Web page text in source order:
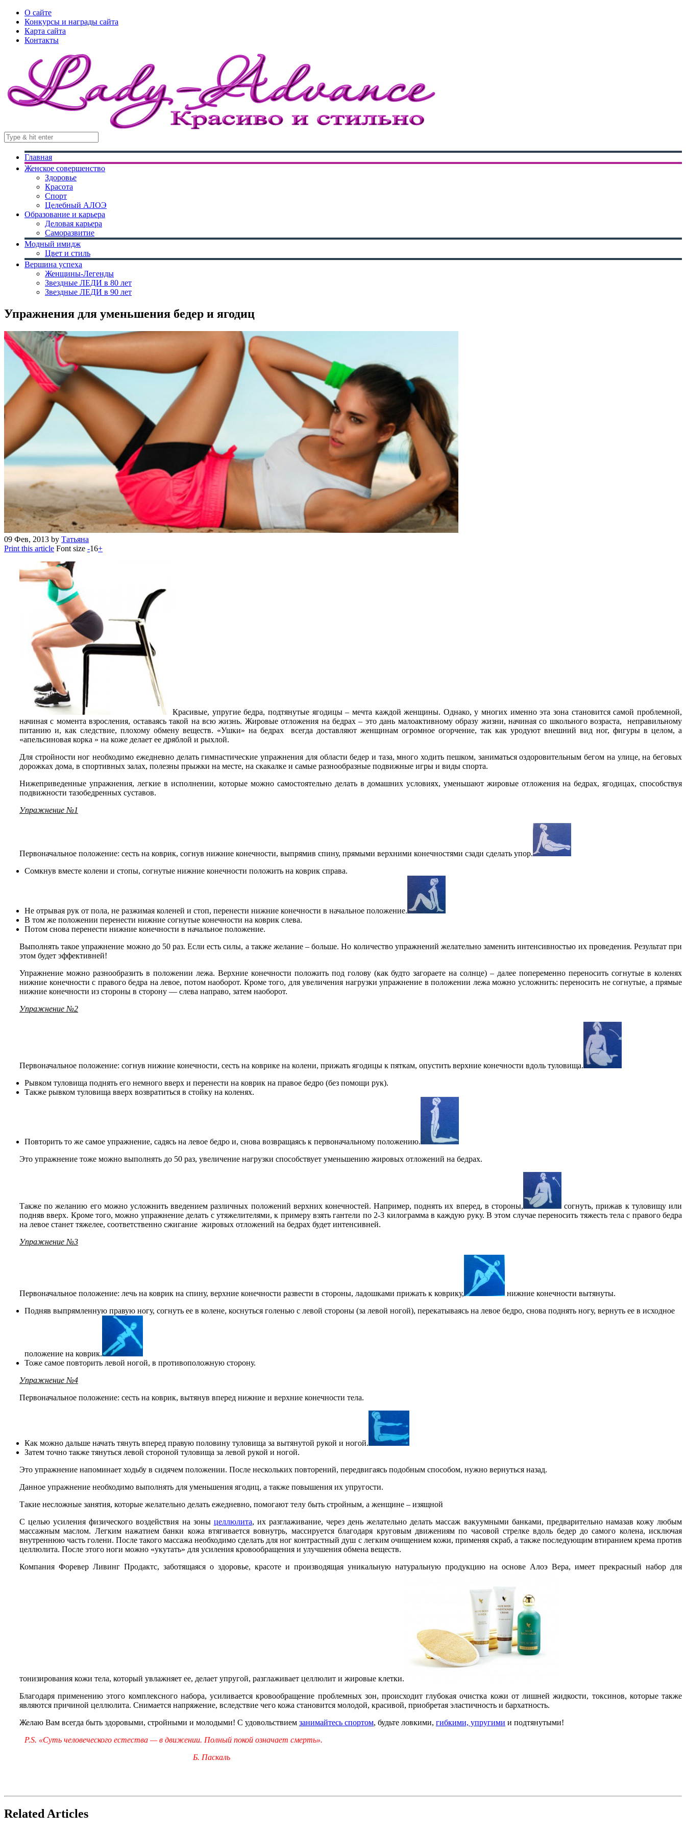
О сайте
Конкурсы и награды сайта
Карта сайта
Контакты
Главная
Женское совершенство
Здоровье
Красота
Спорт
Целебный АЛОЭ
Образование и карьера
Деловая карьера
Саморазвитие
Модный имидж
Цвет и стиль
Вершина успеха
Женщины-Легенды
Звездные ЛЕДИ в 80 лет
Звездные ЛЕДИ в 90 лет
Упражнения для уменьшения бедер и ягодиц
09 Фев, 2013 by Татьяна
Print this article Font size -16+
Красивые, упругие бедра, подтянутые ягодицы – мечта каждой женщины. Однако, у многих именно эта зона становится самой проблемной,
начиная с момента взросления, оставаясь такой на всю жизнь. Жировые отложения на бедрах – это дань малоактивному образу жизни, начиная со школьного возраста, неправильному
питанию и, как следствие, плохому обмену веществ. «Ушки» на бедрах всегда доставляют женщинам огромное огорчение, так как уродуют внешний вид ног, фигуры в целом, а
«апельсиновая корка » на коже делает ее дряблой и рыхлой.
Для стройности ног необходимо ежедневно делать гимнастические упражнения для области бедер и таза, много ходить пешком, заниматься оздоровительным бегом на улице, на беговых
дорожках дома, в спортивных залах, полезны прыжки на месте, на скакалке и самые разнообразные подвижные игры и виды спорта.
Нижеприведенные упражнения, легкие в исполнении, которые можно самостоятельно делать в домашних условиях, уменьшают жировые отложения на бедрах, ягодицах, способствуя
подвижности тазобедренных суставов.
Упражнение №1
Первоначальное положение: сесть на коврик, согнув нижние конечности, выпрямив спину, прямыми верхними конечностями сзади сделать упор.
Сомкнув вместе колени и стопы, согнутые нижние конечности положить на коврик справа.
Не отрывая рук от пола, не разжимая коленей и стоп, перенести нижние конечности в начальное положение.
В том же положении перенести нижние согнутые конечности на коврик слева.
Потом снова перенести нижние конечности в начальное положение.
Выполнять такое упражнение можно до 50 раз. Если есть силы, а также желание – больше. Но количество упражнений желательно заменить интенсивностью их проведения. Результат при
этом будет эффективней!
Упражнение можно разнообразить в положении лежа. Верхние конечности положить под голову (как будто загораете на солнце) – далее попеременно переносить согнутые в коленях
нижние конечности с правого бедра на левое, потом наоборот. Кроме того, для увеличения нагрузки упражнение в положении лежа можно усложнить: переносить не согнутые, а прямые
нижние конечности из стороны в сторону — слева направо, затем наоборот.
Упражнение №2
Первоначальное положение: согнув нижние конечности, сесть на коврике на колени, прижать ягодицы к пяткам, опустить верхние конечности вдоль туловища.
Рывком туловища поднять его немного вверх и перенести на коврик на правое бедро (без помощи рук).
Также рывком туловища вверх возвратиться в стойку на коленях.
Повторить то же самое упражнение, садясь на левое бедро и, снова возвращаясь к первоначальному положению.
Это упражнение тоже можно выполнять до 50 раз, увеличение нагрузки способствует уменьшению жировых отложений на бедрах.
Также по желанию его можно усложнить введением различных положений верхних конечностей. Например, поднять их вперед, в стороны,
согнуть, прижав к туловищу или
подняв вверх. Кроме того, можно упражнение делать с утяжелителями, к примеру взять гантели по 2-3 килограмма в каждую руку. В этом случае переносить тяжесть тела с правого бедра
на левое станет тяжелее, соответственно сжигание жировых отложений на бедрах будет интенсивней.
Упражнение №3
Первоначальное положение: лечь на коврик на спину, верхние конечности развести в стороны, ладошками прижать к коврику,
нижние конечности вытянуты.
Подняв выпрямленную правую ногу, согнуть ее в колене, коснуться голенью с левой стороны (за левой ногой), перекатываясь на левое бедро, снова поднять ногу, вернуть ее в исходное
положение на коврик.
Тоже самое повторить левой ногой, в противоположную сторону.
Упражнение №4
Первоначальное положение: сесть на коврик, вытянув вперед нижние и верхние конечности тела.
Как можно дальше начать тянуть вперед правую половину туловища за вытянутой рукой и ногой.
Затем точно также тянуться левой стороной туловища за левой рукой и ногой.
Это упражнение напоминает ходьбу в сидячем положении. После нескольких повторений, передвигаясь подобным способом, нужно вернуться назад.
Данное упражнение необходимо выполнять для уменьшения ягодиц, а также повышения их упругости.
Такие несложные занятия, которые желательно делать ежедневно, помогают телу быть стройным, а женщине – изящной
С целью усиления физического воздействия на зоны целлюлита, их разглаживание, через день желательно делать массаж вакуумными банками, предварительно намазав кожу любым
массажным маслом. Легким нажатием банки кожа втягивается вовнутрь, массируется благодаря круговым движениям по часовой стрелке вдоль бедер до самого колена, исключая
внутреннюю часть голени. После такого массажа необходимо сделать для ног контрастный душ с легким очищением кожи, применяя скраб, а также последующим втиранием крема против
целлюлита. После этого ноги можно «укутать» для усиления кровообращения и улучшения обмена веществ.
Компания Форевер Ливинг Продактс, заботящаяся о здоровье, красоте и производящая уникальную натуральную продукцию на основе Алоэ Вера, имеет прекрасный набор для
тонизирования кожи тела, который увлажняет ее, делает упругой, разглаживает целлюлит и жировые клетки.
Благодаря применению этого комплексного набора, усиливается кровообращение проблемных зон, происходит глубокая очистка кожи от лишней жидкости, токсинов, которые также
являются причиной целлюлита. Снимается напряжение, вследствие чего кожа становится молодой, красивой, приобретая эластичность и бархатность.
Желаю Вам всегда быть здоровыми, стройными и молодыми! С удовольствием занимайтесь спортом, будьте ловкими, гибкими, упругими и подтянутыми!
P.S. «Суть человеческого естества — в движении. Полный покой означает смерть».
Б. Паскаль
Related Articles